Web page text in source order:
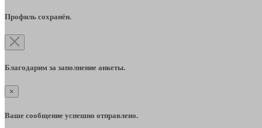
Профиль сохранён.
Благодарим за заполнение анкеты.
×
Ваше сообщение успешно отправлено.